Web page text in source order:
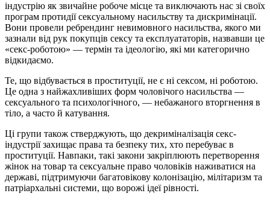
індустрію як звичайне робоче місце та виключають нас зі своїх
програм протидії сексуальному насильству та дискримінації.
Вони провели ребрендинг невимовного насильства, якого ми
зазнали від рук покупців сексу та експлуататорів, назвавши це
«секс-роботою» — термін та ідеологію, які ми категорично
відкидаємо.
Те, що відбувається в проституції, не є ні сексом, ні роботою.
Це одна з найжахливіших форм чоловічого насильства —
сексуального та психологічного, — небажаного вторгнення в
тіло, а часто й катування.
Ці групи також стверджують, що декриміналізація секс-
індустрії захищає права та безпеку тих, хто перебуває в
проституції. Навпаки, такі закони закріплюють перетворення
жінок на товар та сексуальне право чоловіків наживатися на
державі, підтримуючи багатовікову колонізацію, мілітаризм та
патріархальні системи, що ворожі ідеї рівності.